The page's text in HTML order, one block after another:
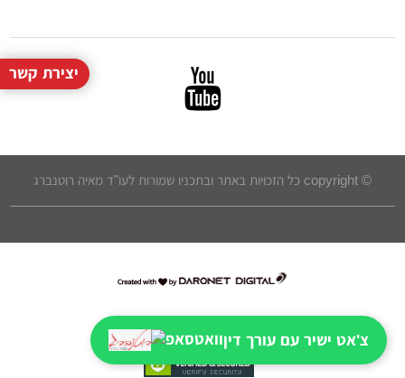
© copyright כל הזכויות באתר ובתכניו שמורות לעו"ד מאיה רוטנברג
דרונט
-
בניית
יצירת קשר
צ'אט ישיר עם עורך דין